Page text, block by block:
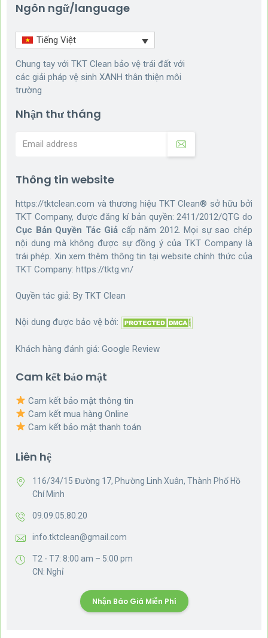
Ngôn ngữ/language
Tiếng Việt
Chung tay với TKT Clean bảo vệ trái đất với
các giải pháp vệ sinh XANH thân thiện môi
trường
Nhận thư tháng
Thông tin website
https://tktclean.com và thương hiệu TKT Clean® sở hữu bởi
TKT Company, được đăng kí bản quyền: 2411/2012/QTG do
Cục Bản Quyền Tác Giả cấp năm 2012. Mọi sự sao chép
nội dung mà không được sự đồng ý của TKT Company là
trái phép. Xin xem thêm thông tin tại website chính thức của
TKT Company: https://tktg.vn/
Quyền tác giả: By TKT Clean
Nội dung được bảo vệ bởi:
Khách hàng đánh giá: Google Review
Cam kết bảo mật
Cam kết bảo mật thông tin
Cam kết mua hàng Online
Cam kết bảo mật thanh toán
Liên hệ
116/34/15 Đường 17, Phường Linh Xuân, Thành Phố Hồ
Chí Minh
09.09.05.80.20
info.tktclean@gmail.com
T2 - T7: 8:00 am – 5:00 pm
CN: Nghỉ
Nhận Báo Giá Miễn Phí